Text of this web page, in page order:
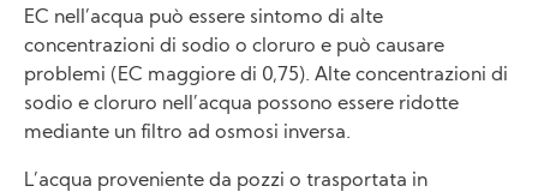
EC nell’acqua può essere sintomo di alte
concentrazioni di sodio o cloruro e può causare
problemi (EC maggiore di 0,75). Alte concentrazioni di
sodio e cloruro nell’acqua possono essere ridotte
mediante un filtro ad osmosi inversa.
L’acqua proveniente da pozzi o trasportata in